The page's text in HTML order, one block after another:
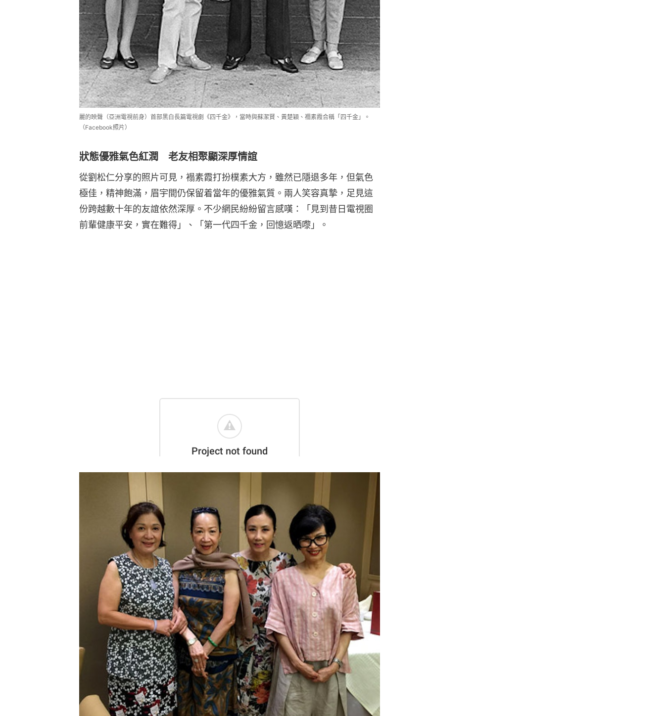
麗的映聲（亞洲電視前身）首部黑白長篇電視劇《四千金》，當時與蘇潔賢、黃楚穎、禤素霞合稱「四千金」。
（Facebook照片）
狀態優雅氣色紅潤 老友相聚顯深厚情誼
從劉松仁分享的照片可見，褟素霞打扮樸素大方，雖然已隱退多年，但氣色
極佳，精神飽滿，眉宇間仍保留着當年的優雅氣質。兩人笑容真摯，足見這
份跨越數十年的友誼依然深厚。不少網民紛紛留言感嘆：「見到昔日電視圈
前輩健康平安，實在難得」、「第一代四千金，回憶返晒嚟」。